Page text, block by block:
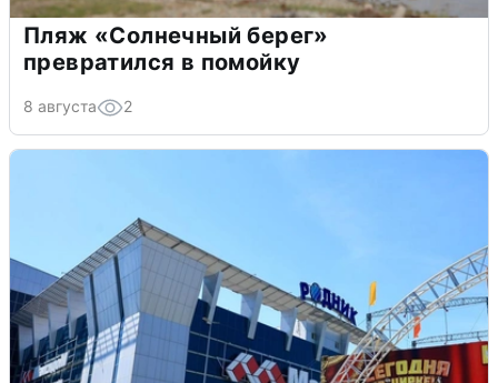
Пляж «Солнечный берег»
превратился в помойку
8 августа 2